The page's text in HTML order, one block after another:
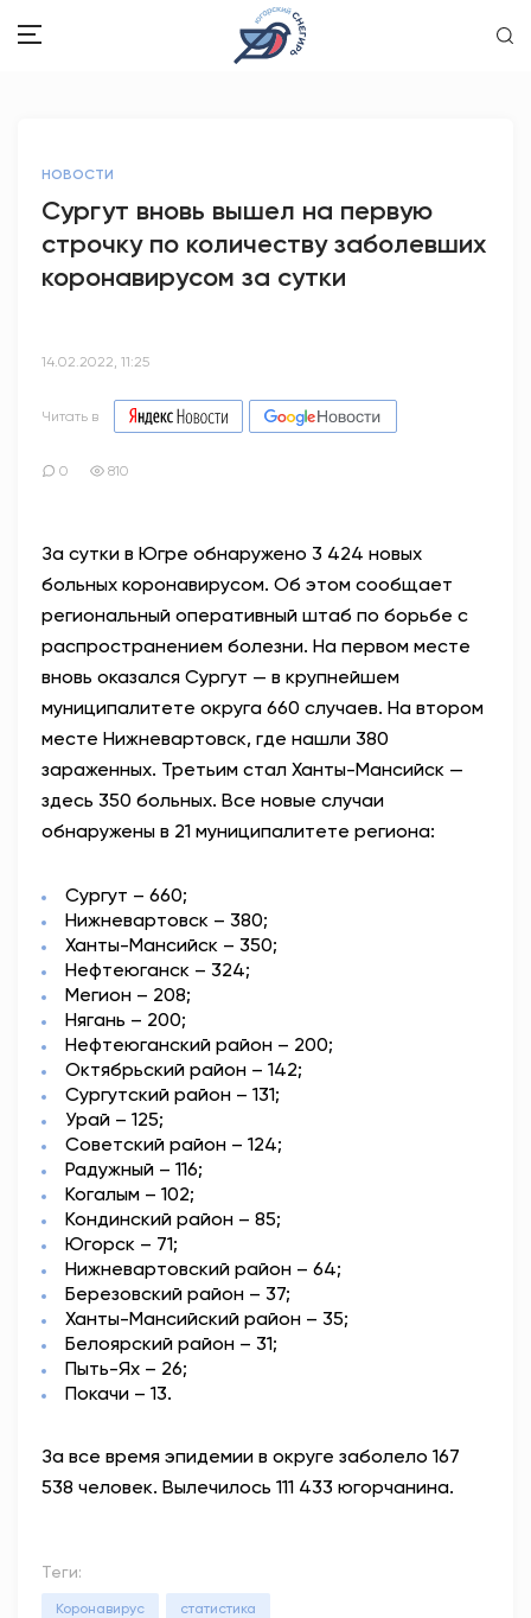
ОБРАЗОВАНИЕ
ПСИХОЛОГИЯ
СПОРТ
АНТИТЕРРОР
ОФИЦИАЛЬНО
НОВОСТИ
Сургут вновь вышел на первую
строчку по количеству заболевших
коронавирусом за сутки
14.02.2022, 11:25
Читать в
0 810
За сутки в Югре обнаружено 3 424 новых
больных коронавирусом. Об этом сообщает
региональный оперативный штаб по борьбе с
распространением болезни. На первом месте
вновь оказался Сургут — в крупнейшем
муниципалитете округа 660 случаев. На втором
месте Нижневартовск, где нашли 380
зараженных. Третьим стал Ханты-Мансийск —
здесь 350 больных. Все новые случаи
обнаружены в 21 муниципалитете региона:
Сургут – 660;
Нижневартовск – 380;
Ханты-Мансийск – 350;
Нефтеюганск – 324;
Мегион – 208;
Нягань – 200;
Нефтеюганский район – 200;
Октябрьский район – 142;
Сургутский район – 131;
Урай – 125;
Советский район – 124;
Радужный – 116;
Когалым – 102;
Кондинский район – 85;
Югорск – 71;
Нижневартовский район – 64;
Березовский район – 37;
Ханты-Мансийский район – 35;
Белоярский район – 31;
Пыть-Ях – 26;
Покачи – 13.
За все время эпидемии в округе заболело 167
538 человек. Вылечилось 111 433 югорчанина.
Теги:
Коронавирус статистика